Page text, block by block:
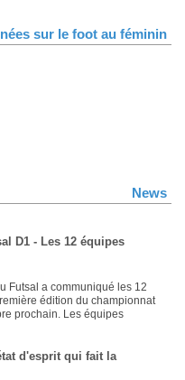
sur le foot au féminin
News
D1 - Les 12 équipes
Futsal a communiqué les 12
édition du championnat
prochain. Les équipes
d'esprit qui fait la